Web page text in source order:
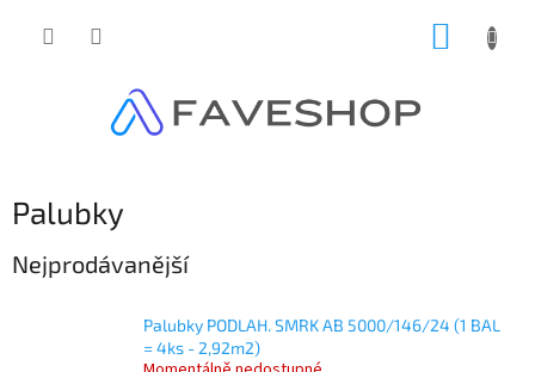
Palubky
Nejprodávanější
Palubky PODLAH. SMRK AB 5000/146/24 (1 BAL
= 4ks - 2,92m2)